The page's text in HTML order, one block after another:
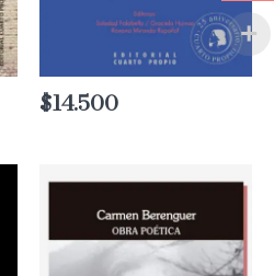
$14.500